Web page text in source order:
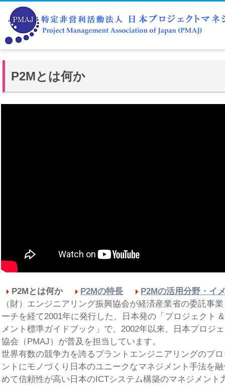
P2Mとは何か
P2Mとは何か P2Mの特長
P2Mの活用分野・イ
（財）エンジニアリング振興協会が経済産業省の委託事
ーチを経て2001年に発行した、日本発の「プロジェクト
メント標準ガイドブック」で、2002年以来、日本プロジ
協会（PMAJ）が普及を担当しています。
世界有数の競争力を誇るプラントエンジニアリングのプ
ントにモノづくり日本のユニークなマネジメント手法を
めて信頼性が高い日本のICTシステム構築のマネジメント